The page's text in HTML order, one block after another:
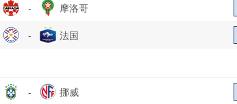
- 摩洛哥
- 法国
- 挪威